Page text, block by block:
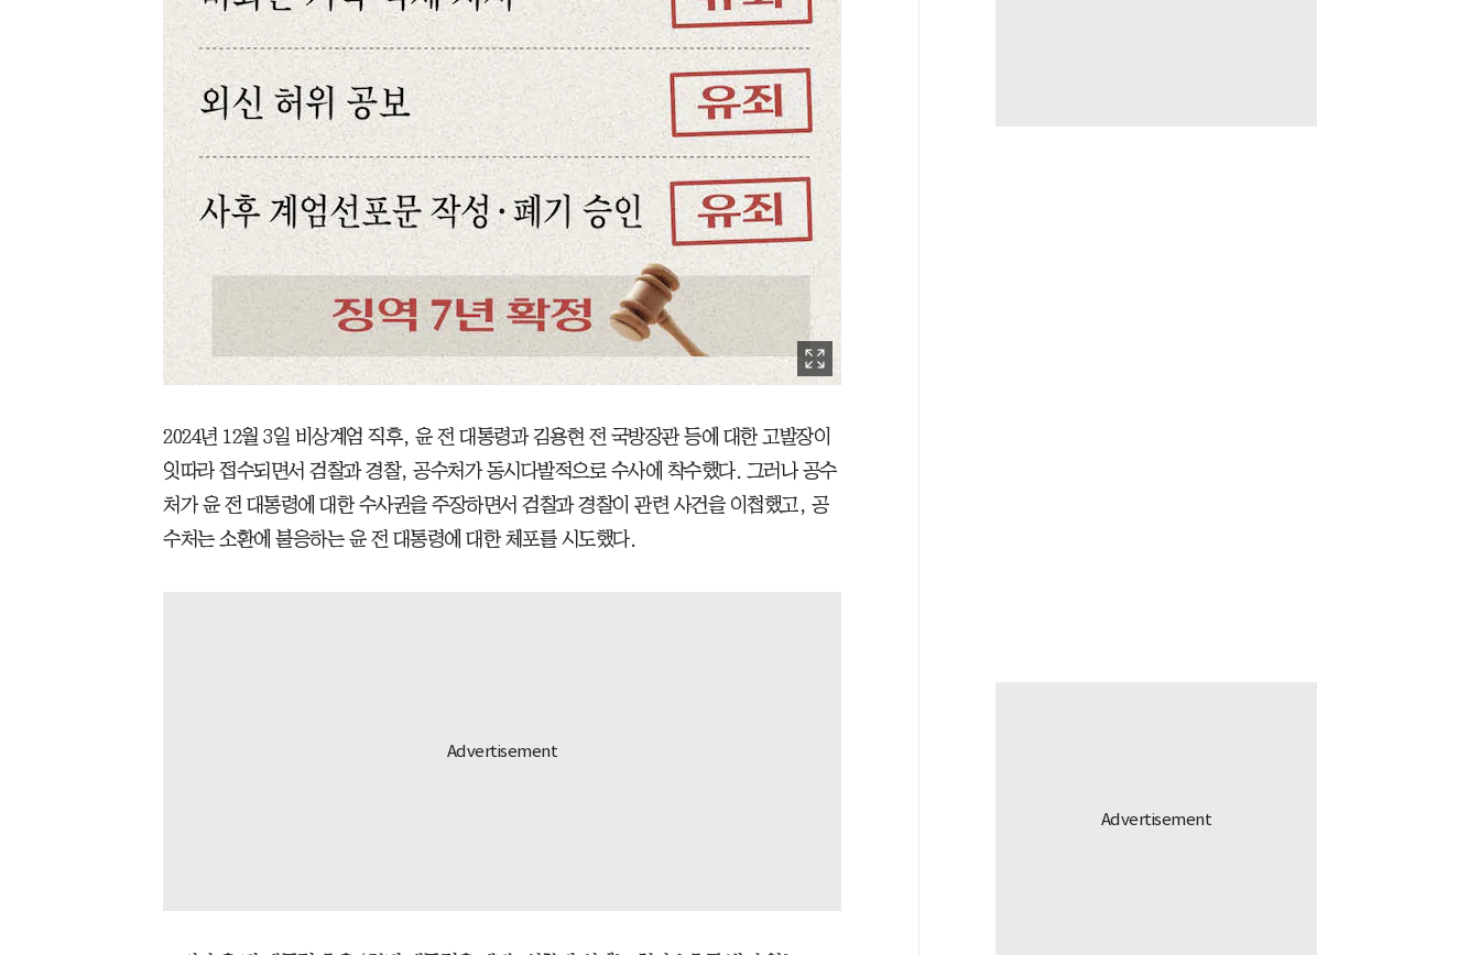
2024년 12월 3일 비상계엄 직후, 윤 전 대통령과 김용현 전 국방장관 등에 대한 고발장이
잇따라 접수되면서 검찰과 경찰, 공수처가 동시다발적으로 수사에 착수했다. 그러나 공수
처가 윤 전 대통령에 대한 수사권을 주장하면서 검찰과 경찰이 관련 사건을 이첩했고, 공
수처는 소환에 불응하는 윤 전 대통령에 대한 체포를 시도했다.